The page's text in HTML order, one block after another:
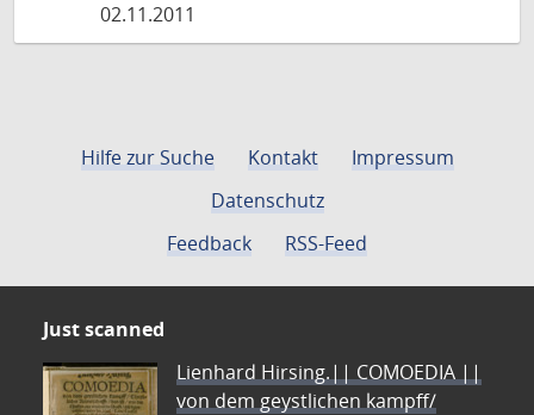
02.11.2011
Hilfe zur Suche Kontakt
Impressum
Datenschutz
Feedback
RSS-Feed
Just scanned
Lienhard Hirsing.|| COMOEDIA ||
von dem geystlichen kampff/